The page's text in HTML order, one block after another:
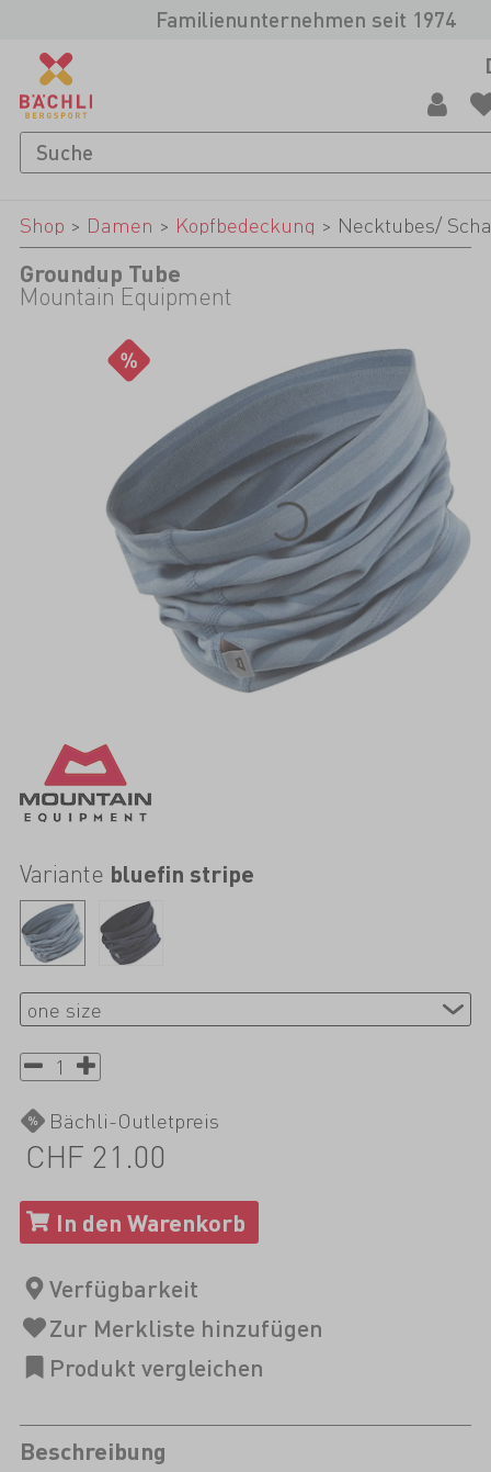
Familienunternehmen seit 1974
Shop > Damen > Kopfbedeckung > Necktubes/
Groundup Tube
Mountain Equipment
Variante bluefin stripe
Bächli-Outletpreis
CHF 21.00
Beschreibung